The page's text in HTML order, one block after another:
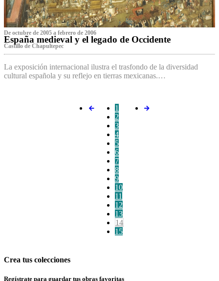
De octubre de 2005 a febrero de 2006
España medieval y el legado de Occidente
Castillo de Chapultepec
La exposición internacional ilustra el trasfondo de la diversidad
cultural española y su reflejo en tierras mexicanas.…
1
2
3
4
5
6
7
8
9
10
11
12
13
14
15
Crea tus colecciones
Regístrate para guardar tus obras favoritas